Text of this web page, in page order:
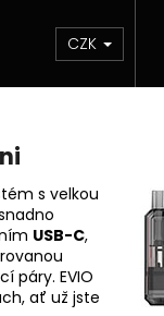
novinky
CZK
s velkou
USB-C,
páry. EVIO
ať už jste